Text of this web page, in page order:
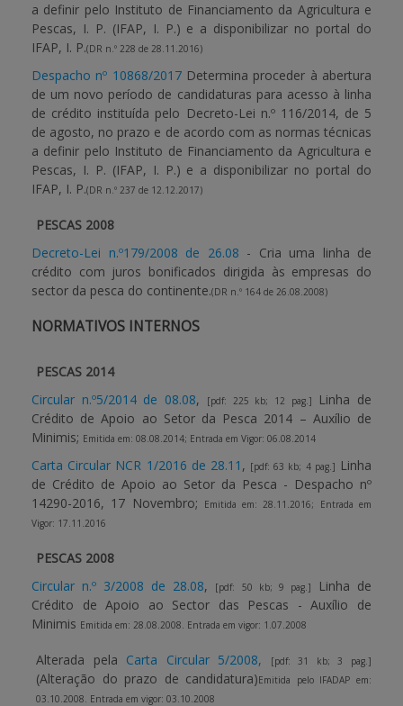
a definir pelo Instituto de Financiamento da Agricultura e
Pescas, I. P. (IFAP, I. P.) e a disponibilizar no portal do
IFAP, I. P.(DR n.º 228 de 28.11.2016)
Despacho nº 10868/2017Determina proceder à abertura
de um novo período de candidaturas para acesso à linha
de crédito instituída pelo Decreto-Lei n.º 116/2014, de 5
de agosto, no prazo e de acordo com as normas técnicas
a definir pelo Instituto de Financiamento da Agricultura e
Pescas, I. P. (IFAP, I. P.) e a disponibilizar no portal do
IFAP, I. P.(DR n.º 237 de 12.12.2017)
PESCAS 2008
Decreto-Lei n.º179/2008 de 26.08 - Cria uma linha de
crédito com juros bonificados dirigida às empresas do
sector da pesca do continente.(DR n.º 164 de 26.08.2008)
NORMATIVOS INTERNOS
PESCAS 2014
Circular n.º5/2014 de 08.08, [pdf: 225 kb; 12 pag.]
Linha de
Crédito de Apoio ao Setor da Pesca 2014 – Auxílio de
Minimis; Emitida em: 08.08.2014; Entrada em Vigor: 06.08.2014
Carta Circular NCR 1/2016 de 28.11 , [pdf: 63 kb; 4 pag.] Linha
de Crédito de Apoio ao Setor da Pesca - Despacho nº
14290-2016, 17 Novembro;
Emitida em: 28.11.2016; Entrada em
Vigor: 17.11.2016
PESCAS 2008
Circular n.º 3/2008 de 28.08, [pdf: 50 kb; 9 pag.]
Linha de
Crédito de Apoio ao Sector das Pescas - Auxílio de
Minimis Emitida em: 28.08.2008. Entrada em vigor: 1.07.2008
Alterada pela Carta Circular 5/2008, [pdf: 31 kb; 3 pag.]
(Alteração do prazo de candidatura)Emitida pelo IFADAP em:
03.10.2008. Entrada em vigor: 03.10.2008